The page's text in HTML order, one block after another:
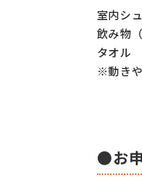
室内シ
飲み物
タオル
※動き
●お